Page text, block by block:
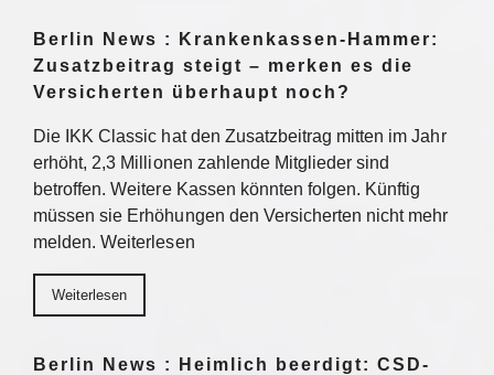
Berlin News : Krankenkassen-Hammer:
Zusatzbeitrag steigt – merken es die
Versicherten überhaupt noch?
Die IKK Classic hat den Zusatzbeitrag mitten im Jahr
erhöht, 2,3 Millionen zahlende Mitglieder sind
betroffen. Weitere Kassen könnten folgen. Künftig
müssen sie Erhöhungen den Versicherten nicht mehr
melden. Weiterlesen
Weiterlesen
Berlin News : Heimlich beerdigt: CSD-